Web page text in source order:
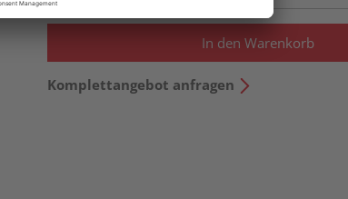
In den Warenkorb
Komplettangebot anfragen